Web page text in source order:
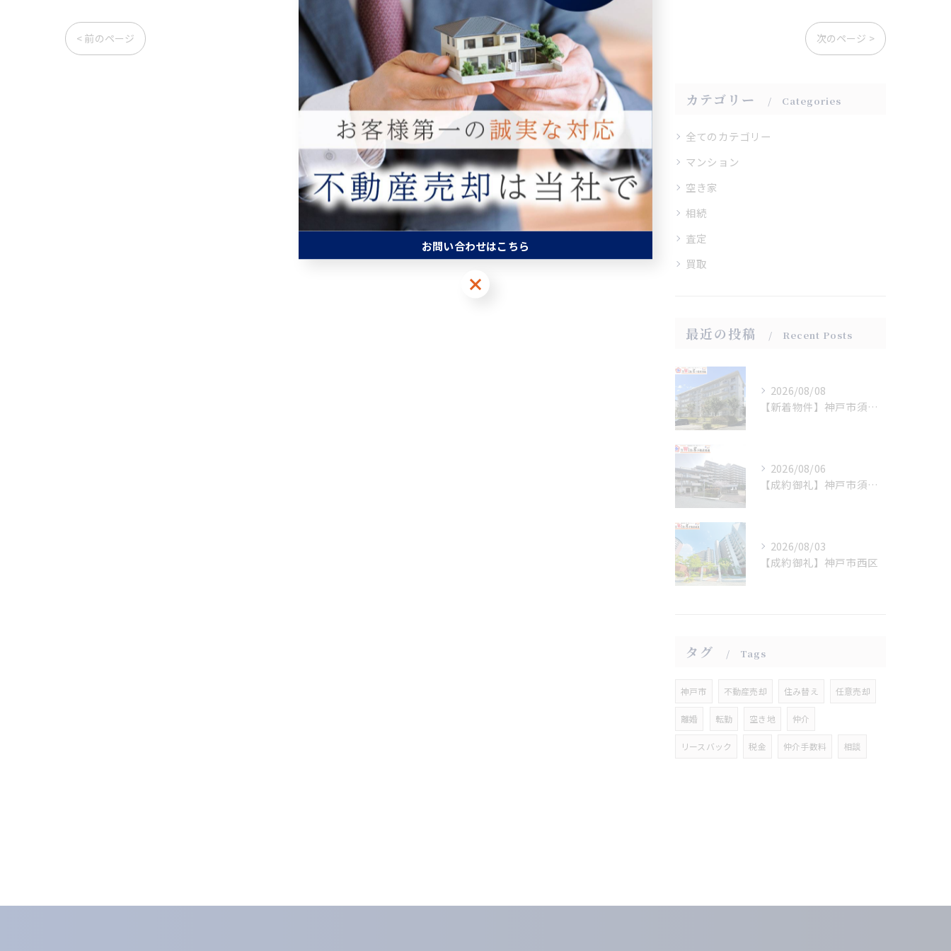
< 前のページ 一覧に戻る 次のページ >
カテゴリー Categories
全てのカテゴリー
マンション
空き家
相続
査定
買取
最近の投稿 Recent Posts
2026/08/08
【新着物件】神戸市須磨区
2026/08/06
【成約御礼】神戸市須磨区
2026/08/03
【成約御礼】神戸市西区
タグ Tags
神戸市 不動産売却 住み替え 任意売却
離婚 転勤 空き地 仲介
リースバック 税金 仲介手数料 相談
お問い合わせはこちら
お問い合わせはこちら